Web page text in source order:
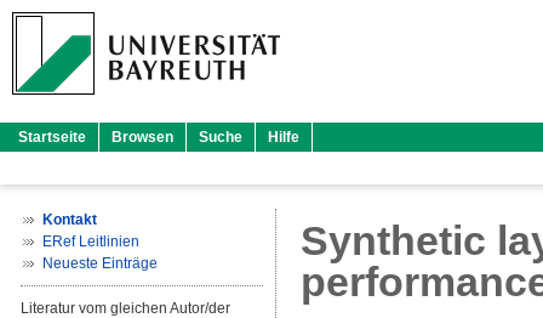
Startseite Browsen Suche Hilfe
Kontakt
ERef Leitlinien
Neueste Einträge
Literatur vom gleichen Autor/der
Synthetic